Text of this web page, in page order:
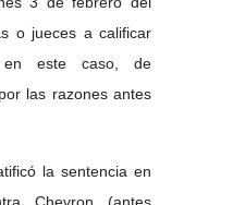
o jueces a calificar
en este caso, de
las razones antes
la sentencia en